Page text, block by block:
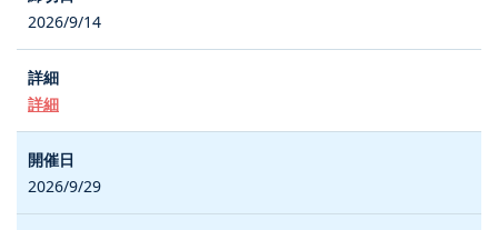
2026/9/14
詳細
2026/9/29